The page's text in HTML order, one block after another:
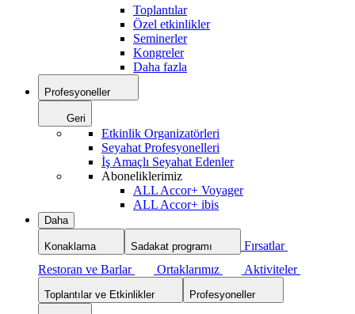
Toplantılar
Özel etkinlikler
Seminerler
Kongreler
Daha fazla
Profesyoneller
Geri
Etkinlik Organizatörleri
Seyahat Profesyonelleri
İş Amaçlı Seyahat Edenler
Aboneliklerimiz
ALL Accor+ Voyager
ALL Accor+ ibis
Daha
Konaklama Sadakat programı
Fırsatlar
Restoran ve Barlar
Ortaklarımız Aktiviteler
Toplantılar ve Etkinlikler Profesyoneller